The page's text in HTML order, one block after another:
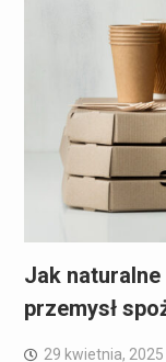
Jak
przemysł
29 kwietnia, 2025